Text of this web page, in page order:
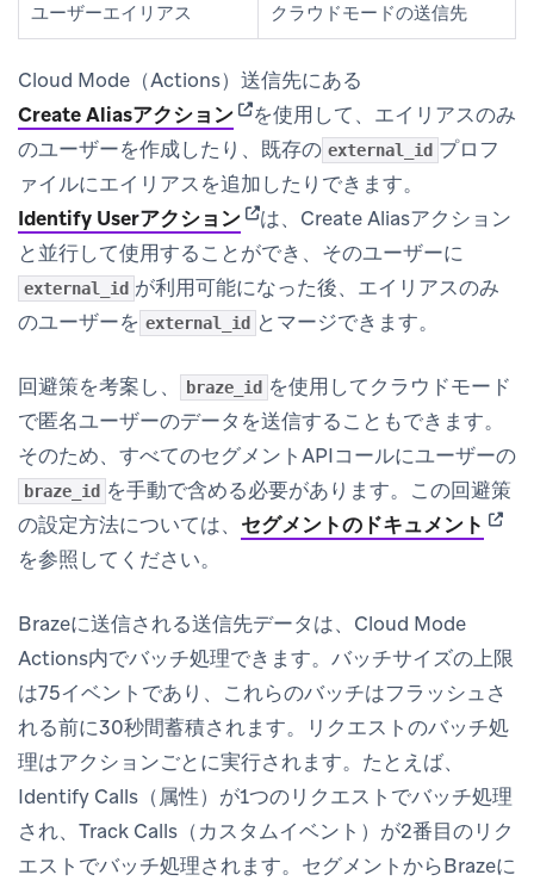
ユーザーエイリアス クラウドモードの送信先
Cloud Mode（Actions）送信先にある
Create Aliasアクション(opens in new tab)
を使用して、エイリアスのみ
のユーザーを作成したり、既存の external_id プロフ
ァイルにエイリアスを追加したりできます。
Identify Userアクション(opens in new tab)
は、Create Aliasアクション
と並行して使用することができ、そのユーザーに
external_id が利用可能になった後、エイリアスのみ
のユーザーを external_id とマージできます。
回避策を考案し、 braze_id を使用してクラウドモード
で匿名ユーザーのデータを送信することもできます。
そのため、すべてのセグメントAPIコールにユーザーの
braze_id を手動で含める必要があります。この回避策
の設定方法については、 セグメントのドキュメント
を参照してください。
Brazeに送信される送信先データは、Cloud Mode
Actions内でバッチ処理できます。バッチサイズの上限
は75イベントであり、これらのバッチはフラッシュさ
れる前に30秒間蓄積されます。リクエストのバッチ処
理はアクションごとに実行されます。たとえば、
Identify Calls（属性）が1つのリクエストでバッチ処理
され、Track Calls（カスタムイベント）が2番目のリク
エストでバッチ処理されます。セグメントからBrazeに